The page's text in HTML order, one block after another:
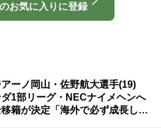
お気に入りに登録
アーノ岡山・佐野航大選手(19)
1部リーグ・NECナイメヘンへ
籍が決定「海外で必ず成長し